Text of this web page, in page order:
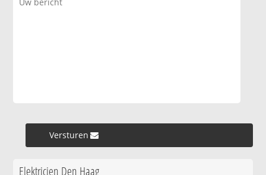
Versturen »
Elektricien Den Haag